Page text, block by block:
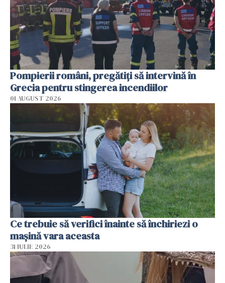
Pompierii români, pregătiţi să intervină în
Grecia pentru stingerea incendiilor
01 AUGUST 2026
Ce trebuie să verifici înainte să închiriezi o
mașină vara aceasta
31 IULIE 2026